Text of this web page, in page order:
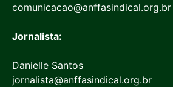
comunicacao@anffasindical.org.br
Jornalista:
Danielle Santos
jornalista@anffasindical.org.br